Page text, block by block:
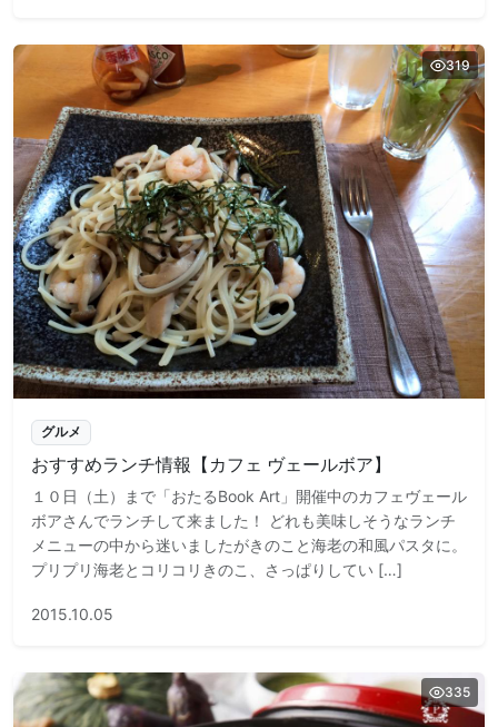
319
グルメ
おすすめランチ情報【カフェ ヴェールボア】
１０日（土）まで「おたるBook Art」開催中のカフェヴェール
ボアさんでランチして来ました！ どれも美味しそうなランチ
メニューの中から迷いましたがきのこと海老の和風パスタに。
プリプリ海老とコリコリきのこ、さっぱりしてい […]
2015.10.05
335